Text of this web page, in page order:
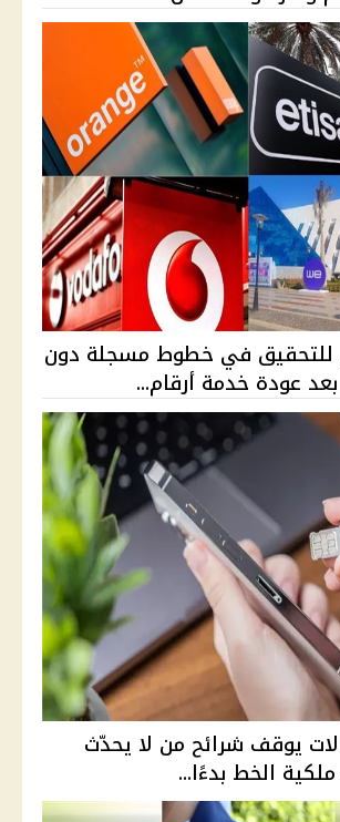
للتحقيق في خطوط مسجلة دون
عودة خدمة أرقام...
يوقف شرائح من لا يحدّث
ملكية الخط بدءًا...